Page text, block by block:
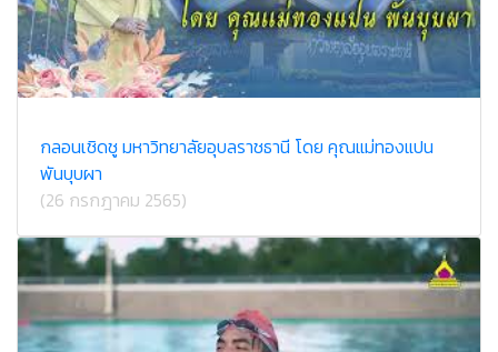
กลอนเชิดชู มหาวิทยาลัยอุบลราชธานี โดย คุณแม่ทองแปน
พันบุบผา
(26 กรกฎาคม 2565)